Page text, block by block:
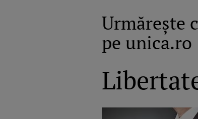
Urmăreşte
pe unica.ro